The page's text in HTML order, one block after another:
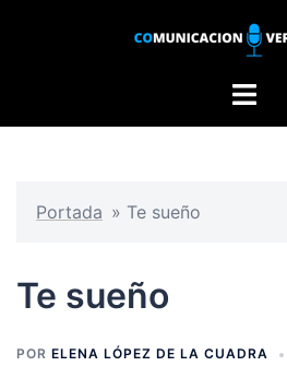
Alternar
Portada » Te sueño
Te sueño
POR ELENA LÓPEZ DE LA CUADRA